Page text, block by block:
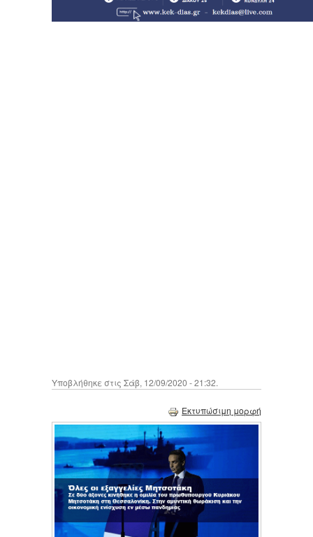
Υποβλήθηκε στις Σάβ, 12/09/2020 - 21:32.
Εκτυπώσιμη μορφή